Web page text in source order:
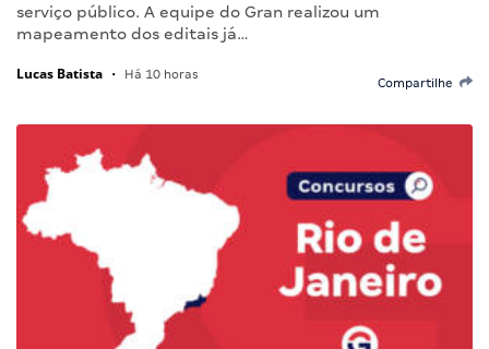
serviço público. A equipe do Gran realizou um
mapeamento dos editais já…
Lucas Batista • Há 10 horas
Compartilhe